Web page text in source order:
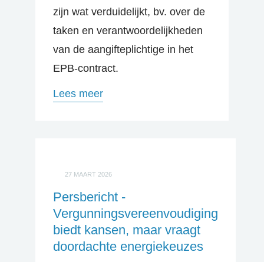
zijn wat verduidelijkt, bv. over de
taken en verantwoordelijkheden
van de aangifteplichtige in het
EPB-contract.
Lees meer
27 MAART 2026
Persbericht -
Vergunningsvereenvoudiging
biedt kansen, maar vraagt
doordachte energiekeuzes